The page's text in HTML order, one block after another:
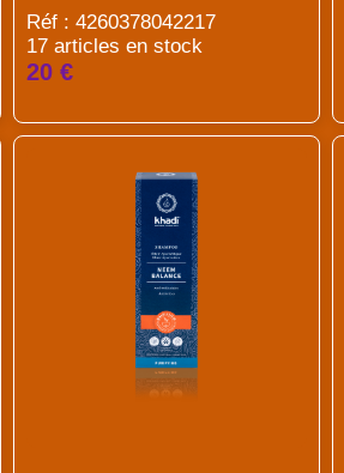
Réf : 4260378042217
17 articles en stock
20 €